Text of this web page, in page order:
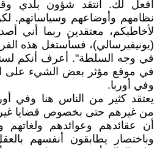
أفعل لك. أنتقد شؤون بلدي
نظامهم وأوضاعهم وسياساتهم.
لأخاطبكم، معتقدين ربما أني
(يونيفيرسالي)، فسأستغل هذه
في وجه السلطة". أعرف أنكم
في موقع مؤثر بعض الشيء على
وفي أوربا.
يعتقد كثير من الناس هنا وفي
من غيرهم حتى بخصوص قضايا
أن عقائدهم وعوائدهم ولغاتهم
وباختصار يطابقون أنفسهم